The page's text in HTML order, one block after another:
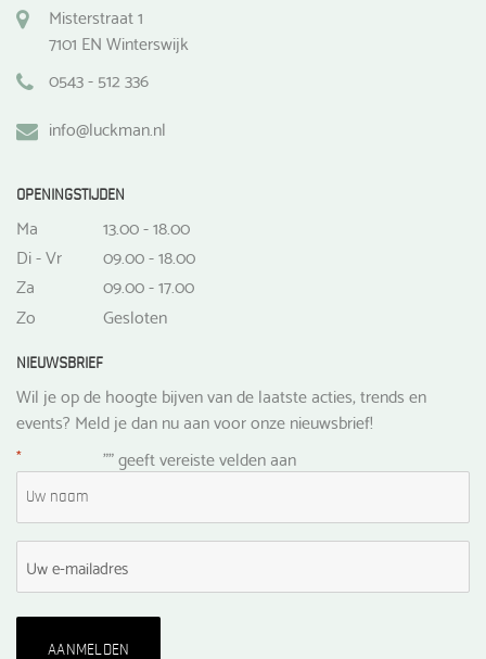
Misterstraat 1
7101 EN Winterswijk
0543 - 512 336
info@luckman.nl
OPENINGSTIJDEN
Ma
13.00 - 18.00
Di - Vr
09.00 - 18.00
Za
09.00 - 17.00
Zo
Gesloten
NIEUWSBRIEF
Wil je op de hoogte bijven van de laatste acties, trends en
events? Meld je dan nu aan voor onze nieuwsbrief!
"
* " geeft vereiste velden aan